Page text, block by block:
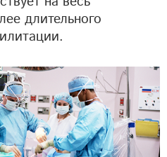
длительного